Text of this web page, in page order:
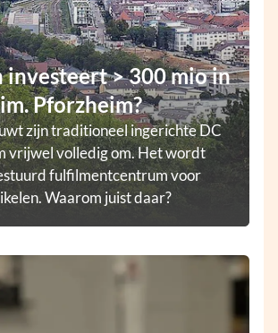
investeert > 300 mio in
Pforzheim?
zijn traditioneel ingerichte DC
vrijwel volledig om. Het wordt
fulfilmentcentrum voor
Waarom juist daar?